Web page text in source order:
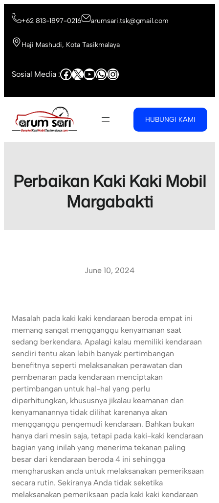
+62 813-1897-0216 arumsari.tsk@gmail.com
Haji Mashudi, Kota Tasikmalaya
Sosial Media :Facebook
X YouTube
WhatsApp
Instagram
HUBUNGI KAMI
Perbaikan Kaki Kaki Mobil
Margabakti
June 10, 2024
Masalah pada kaki kaki kendaraan beroda empat ini
memang sangat mengganggu kenyamanan saat
sedang berkendara. Apalagi kalau memiliki kendaraan
sendiri tentu akan lebih banyak pertimbangan
benefitnya seperti melaksanakan perawatan dan
pembenaran pada kendaraan menciptakan
pertimbangan untuk hal-hal yang perlu
diperhitungkan, khususnya jikalau keamanan dan
kenyamanannya tidak dilihat karenanya akan
mengganggu pengemudi kendaraan. Bahkan bukan
hanya dari mesin saja, tetapi pada kaki-kaki kendaraan
bagian yang inilah yang menerima tekanan paling
besar dari kendaraan beroda 4 ini sehingga
mengharuskan anda untuk melaksanakan pemeriksaan
secara rutin. Sekiranya Anda tidak seketika
melaksanakan pemeriksaan pada kaki kaki kendaraan